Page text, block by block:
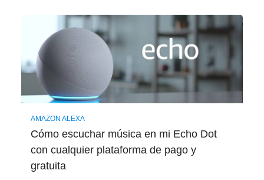
AMAZON ALEXA
Cómo escuchar música en mi Echo Dot
con cualquier plataforma de pago y
gratuita